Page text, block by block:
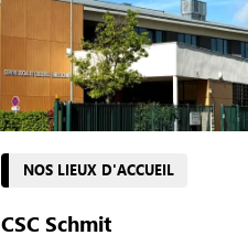
NOS LIEUX D'ACCUEIL
CSC Schmit